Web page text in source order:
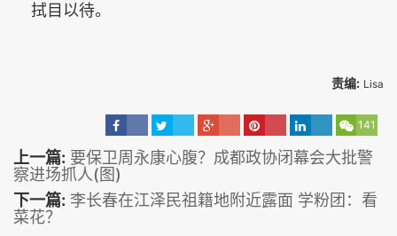
拭目以待。
责编: Lisa
141
上一篇: 要保卫周永康心腹？成都政协闭幕会大批警
察进场抓人(图)
下一篇: 李长春在江泽民祖籍地附近露面 学粉团：看
菜花？